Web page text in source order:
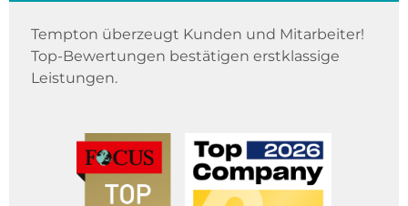
Tempton überzeugt Kunden und Mitarbeiter!
Top-Bewertungen bestätigen erstklassige
Leistungen.